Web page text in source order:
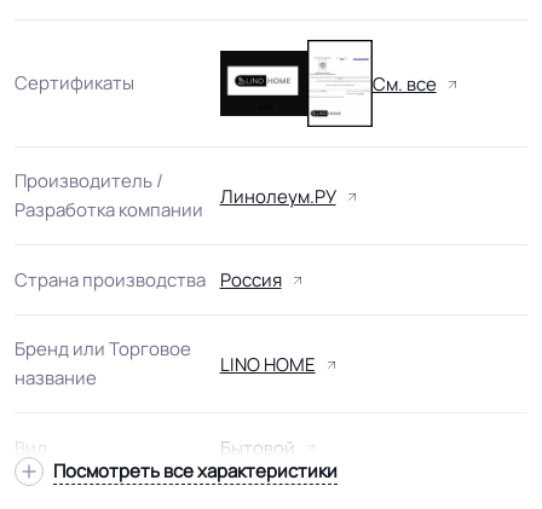
Сертификаты См. все
Производитель /
Разработка компании
Линолеум.РУ
Страна производства Россия
Бренд или Торговое
название
LINO HOME
Вид Бытовой
Посмотреть все характеристики